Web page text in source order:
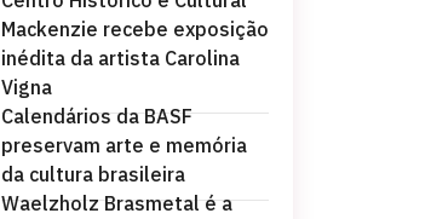
Mackenzie recebe exposição
inédita da artista Carolina
Vigna
Calendários da BASF
preservam arte e memória
da cultura brasileira
Waelzholz Brasmetal é a